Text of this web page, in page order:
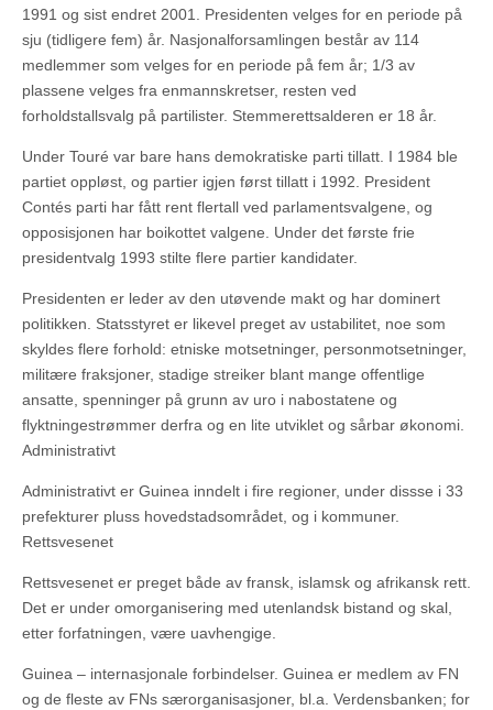
1991 og sist endret 2001. Presidenten velges for en periode på
sju (tidligere fem) år. Nasjonalforsamlingen består av 114
medlemmer som velges for en periode på fem år; 1/3 av
plassene velges fra enmannskretser, resten ved
forholdstallsvalg på partilister. Stemmerettsalderen er 18 år.
Under Touré var bare hans demokratiske parti tillatt. I 1984 ble
partiet oppløst, og partier igjen først tillatt i 1992. President
Contés parti har fått rent flertall ved parlamentsvalgene, og
opposisjonen har boikottet valgene. Under det første frie
presidentvalg 1993 stilte flere partier kandidater.
Presidenten er leder av den utøvende makt og har dominert
politikken. Statsstyret er likevel preget av ustabilitet, noe som
skyldes flere forhold: etniske motsetninger, personmotsetninger,
militære fraksjoner, stadige streiker blant mange offentlige
ansatte, spenninger på grunn av uro i nabostatene og
flyktningestrømmer derfra og en lite utviklet og sårbar økonomi.
Administrativt
Administrativt er Guinea inndelt i fire regioner, under dissse i 33
prefekturer pluss hovedstadsområdet, og i kommuner.
Rettsvesenet
Rettsvesenet er preget både av fransk, islamsk og afrikansk rett.
Det er under omorganisering med utenlandsk bistand og skal,
etter forfatningen, være uavhengige.
Guinea – internasjonale forbindelser. Guinea er medlem av FN
og de fleste av FNs særorganisasjoner, bl.a. Verdensbanken; for